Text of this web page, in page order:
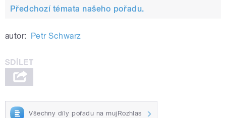
Předchozí témata našeho pořadu.
autor: Petr Schwarz
Všechny díly pořadu na mujRozhlas